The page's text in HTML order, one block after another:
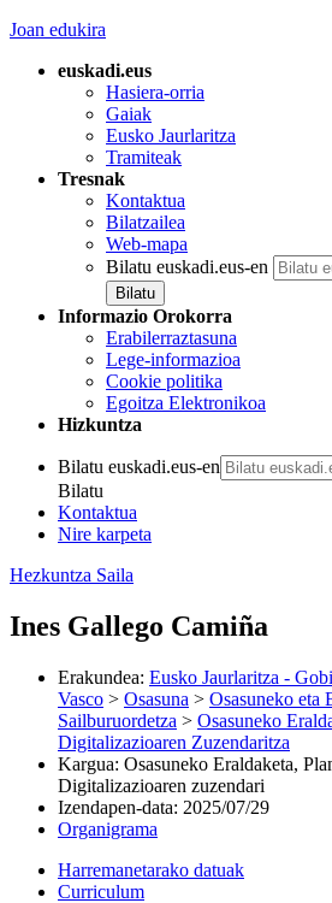
Joan edukira
euskadi.eus
Hasiera-orria
Gaiak
Eusko Jaurlaritza
Tramiteak
Tresnak
Kontaktua
Bilatzailea
Web-mapa
Bilatu euskadi.eus-en
Informazio Orokorra
Erabilerraztasuna
Lege-informazioa
Cookie politika
Egoitza Elektronikoa
Hizkuntza
Bilatu euskadi.eus-en
Bilatu
Kontaktua
Nire karpeta
Hezkuntza Saila
Ines Gallego Camiña
Erakundea: Eusko Jaurlaritza -
Vasco > Osasuna > Osasuneko eta
Sailburuordetza > Osasuneko
Digitalizazioaren Zuzendaritza
Kargua: Osasuneko Eraldaketa,
Digitalizazioaren zuzendari
Izendapen-data: 2025/07/29
Organigrama
Harremanetarako datuak
Curriculum